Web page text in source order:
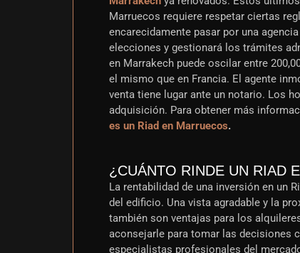
Marruecos requiere respetar ciertas
encarecidamente pasar por una
elecciones y gestionará los trámites
en Marrakech puede oscilar entre
el mismo que en Francia. El agente
venta tiene lugar ante un notario. Los
adquisición. Para obtener más
es un Riad en Marruecos.
¿CUÁNTO RINDE UN RIAD
La rentabilidad de una inversión en un
del edificio. Una vista agradable y la
también son ventajas para los
aconsejarle para tomar las decisiones
especialistas profesionales del